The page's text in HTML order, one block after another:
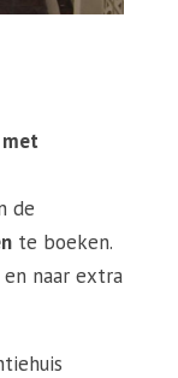
de
te boeken.
naar extra